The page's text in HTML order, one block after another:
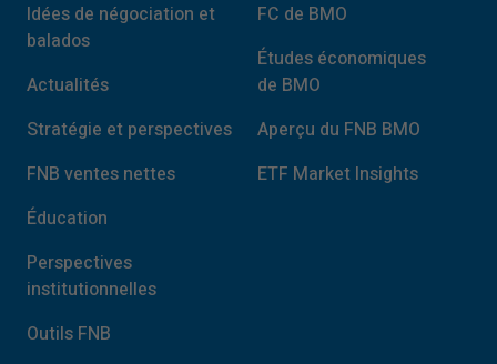
Idées de négociation et
balados
Actualités
Stratégie et perspectives
FNB ventes nettes
Éducation
Perspectives
institutionnelles
Outils FNB
FC de BMO
Études économiques
de BMO
Aperçu du FNB BMO
ETF Market Insights